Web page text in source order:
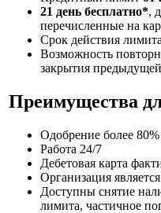
21 день бесплатно*,
перечисленные на
Срок действия
Возможность
закрытия
Преимущества
Одобрение более 80%
Работа 24/7
Дебетовая карта
Организация
Доступны снятие
лимита, частичное